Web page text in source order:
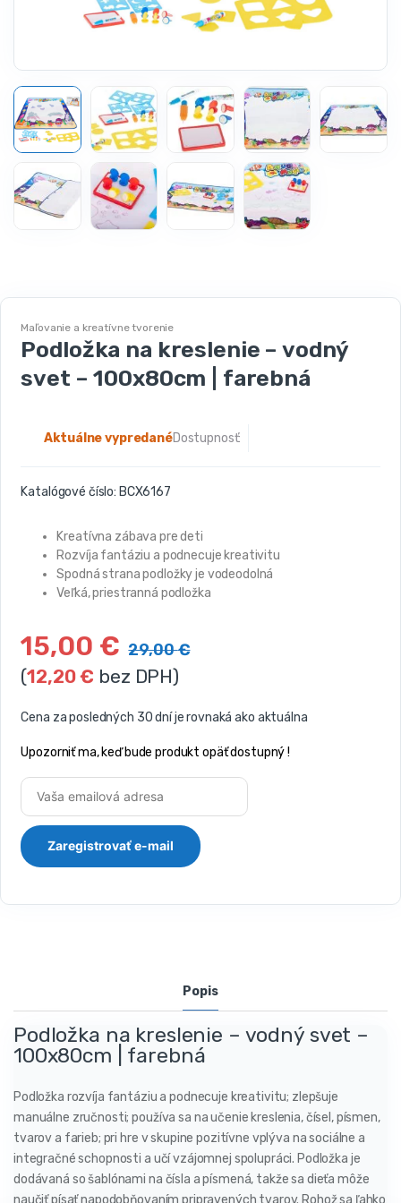
Maľovanie a kreatívne tvorenie
Podložka na kreslenie – vodný
svet – 100x80cm | farebná
Dostupnosť:
Aktuálne vypredané
Katalógové číslo: BCX6167
Kreatívna zábava pre deti
Rozvíja fantáziu a podnecuje kreativitu
Spodná strana podložky je vodeodolná
Veľká, priestranná podložka
15,00 € 29,00€
(12,20€ bez DPH)
Cena za posledných 30 dní je rovnaká ako aktuálna
Upozorniť ma, keď bude produkt opäť dostupný !
Popis
Podložka na kreslenie – vodný svet –
100x80cm | farebná
Podložka rozvíja fantáziu a podnecuje kreativitu; zlepšuje
manuálne zručnosti; používa sa na učenie kreslenia, čísel, písmen,
tvarov a farieb; pri hre v skupine pozitívne vplýva na sociálne a
integračné schopnosti a učí vzájomnej spolupráci. Podložka je
dodávaná so šablónami na čísla a písmená, takže sa dieťa môže
naučiť písať napodobňovaním pripravených tvarov. Rohož sa ľahko